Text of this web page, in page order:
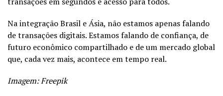
Na integração Brasil e Ásia, não estamos apenas falando
de transações digitais. Estamos falando de confiança, de
futuro econômico compartilhado e de um mercado global
que, cada vez mais, acontece em tempo real.
Imagem: Freepik